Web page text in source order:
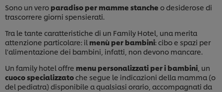
Sono un vero paradiso per mamme stanche o desiderose di
trascorrere giorni spensierati.
Tra le tante caratteristiche di un Family Hotel, una merita
attenzione particolare: il menù per bambini: cibo e spazi per
l'alimentazione dei bambini, infatti, non devono mancare.
Un family hotel offre menu personalizzati per i bambini , un
cuoco specializzatoche segue le indicazioni della mamma (o
del pediatra) disponibile a qualsiasi orario, accompagnati da